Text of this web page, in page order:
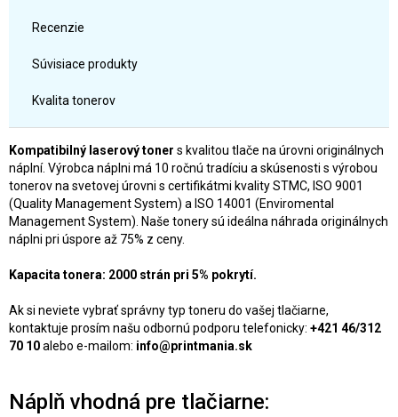
Recenzie
Súvisiace produkty
Kvalita tonerov
Kompatibilný laserový toner s kvalitou tlače na úrovni originálnych
náplní. Výrobca náplni má 10 ročnú tradíciu a skúsenosti s výrobou
tonerov na svetovej úrovni s certifikátmi kvality STMC, ISO 9001
(Quality Management System) a ISO 14001 (Enviromental
Management System). Naše tonery sú ideálna náhrada originálnych
náplni pri úspore až 75% z ceny.
Kapacita tonera: 2000 strán pri 5% pokrytí.
Ak si neviete vybrať správny typ toneru do vašej tlačiarne,
kontaktuje prosím našu odbornú podporu telefonicky: +421 46/312
70 10alebo e-mailom: info@printmania.sk
Náplň vhodná pre tlačiarne: